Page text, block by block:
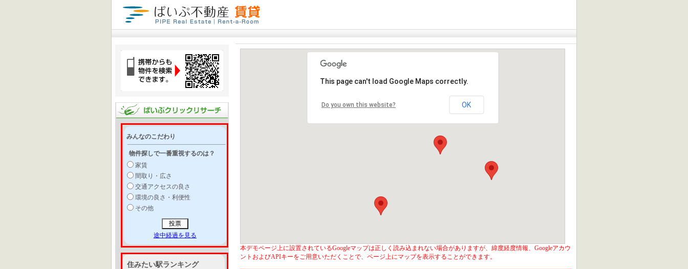
みんなのこだわり
物件探しで一番重視するのは？
家賃
間取り・広さ
交通アクセスの良さ
環境の良さ・利便性
その他
途中経過を見る
住みたい駅ランキング
This page can't load Google Maps correctly.
Do you own this website? OK
本デモページ上に設置されているGoogleマップは正しく読み込まれない場合がありますが、緯度経度情報、Googleアカウ
ントおよびAPIキーをご用意いただくことで、ページ上にマップを表示することができます。